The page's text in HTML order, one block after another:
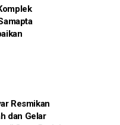
Resmikan
dan Gelar